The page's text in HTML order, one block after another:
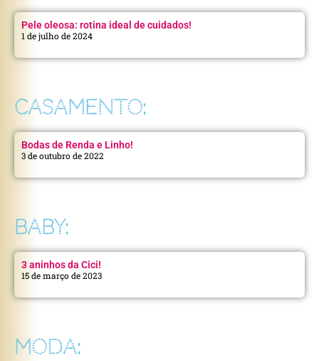
Pele oleosa: rotina ideal de cuidados!
1 de julho de 2024
CASAMENTO:
Bodas de Renda e Linho!
3 de outubro de 2022
BABY:
3 aninhos da Cici!
15 de março de 2023
MODA: